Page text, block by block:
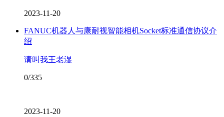
2023-11-20
FANUC机器人与康耐视智能相机Socket标准通信协议介
绍
请叫我王老湿
0/335
2023-11-20